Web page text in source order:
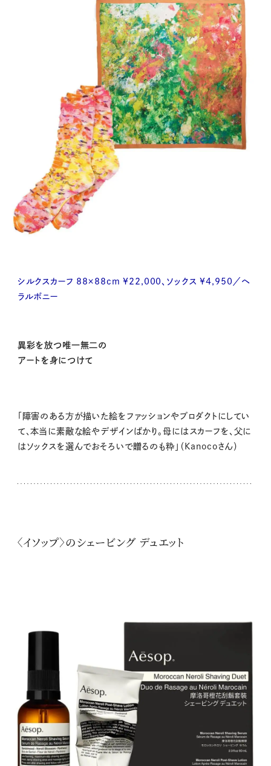
シルクスカーフ 88×88cm ¥22,000、ソックス ¥4,950／ヘ
ラルボニー
異彩を放つ唯一無二の
アートを身につけて
「障害のある方が描いた絵をファッションやプロダクトにしてい
て、本当に素敵な絵やデザインばかり。母にはスカーフを、父に
はソックスを選んでおそろいで贈るのも粋」（Kanocoさん）
〈イソップ〉のシェービング デュエット